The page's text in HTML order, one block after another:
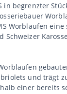
in begrenzter
Worblaufen
und trägt
einer bereits